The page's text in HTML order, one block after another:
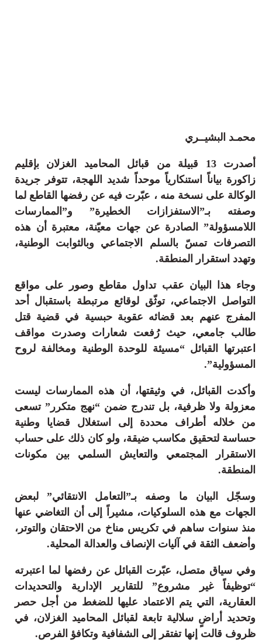
محمـد البشيــري
أصدرت 13 قبيلة من قبائل المحاميد الغزلان بإقليم
زاكورة بياناً استنكارياً موحداً شديد اللهجة، تتوفر جريدة
الوكالة على نسخة منه ، عبّرت فيه عن رفضها القاطع لما
وصفته بـ”الاستفزازات الخطيرة” و”الممارسات
اللامسؤولة” الصادرة عن جهات معيّنة، معتبرة أن هذه
التصرفات تمسّ بالسلم الاجتماعي وبالثوابت الوطنية،
وتهدد استقرار المنطقة.
وجاء هذا البيان عقب تداول مقاطع وصور على مواقع
التواصل الاجتماعي، توثّق لوقائع مرتبطة باستقبال أحد
المفرج عنهم بعد قضائه عقوبة حبسية في قضية قتل
طالب جامعي، حيث رُفعت شعارات وصدرت مواقف
اعتبرتها القبائل “مسيئة للوحدة الوطنية ومخالفة لروح
المسؤولية”.
وأكدت القبائل، في وثيقتها، أن هذه الممارسات ليست
معزولة ولا ظرفية، بل تندرج ضمن “نهج متكرر” تسعى
من خلاله أطراف محددة إلى استغلال قضايا وطنية
حساسة لتحقيق مكاسب ضيقة، ولو كان ذلك على حساب
الاستقرار المجتمعي والتعايش السلمي بين مكونات
المنطقة.
وسجّل البيان ما وصفه بـ”التعامل الانتقائي” لبعض
الجهات مع هذه السلوكيات، مشيراً إلى أن التغاضي عنها
منذ سنوات ساهم في تكريس مناخ من الاحتقان والتوتر،
وأضعف الثقة في آليات الإنصاف والعدالة المحلية.
وفي سياق متصل، عبّرت القبائل عن رفضها لما اعتبرته
“توظيفاً غير مشروع” للتقارير الإدارية والتحديدات
العقارية، التي يتم الاعتماد عليها للضغط من أجل حصر
وتحديد أراضٍ سلالية تابعة لقبائل المحاميد الغزلان، في
ظروف قالت إنها تفتقر إلى الشفافية وتكافؤ الفرص.